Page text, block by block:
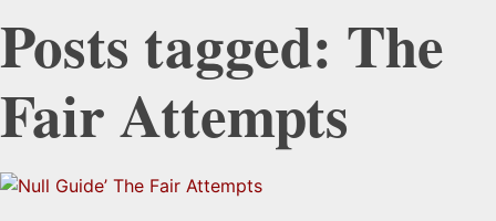
Posts tagged: The
Fair Attempts